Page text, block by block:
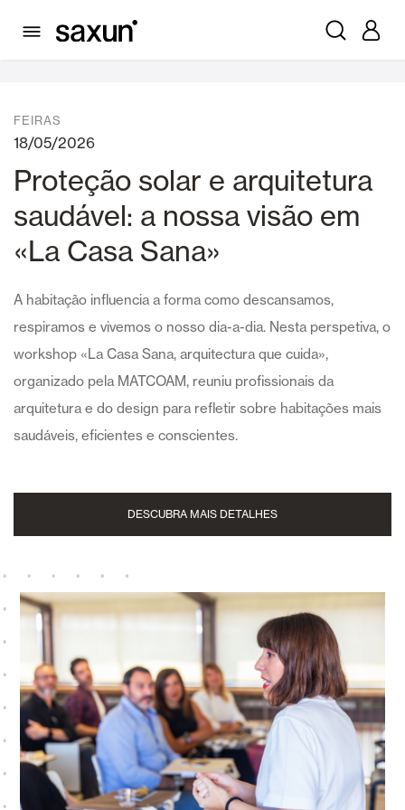
Notícias
FEIRAS
18/05/2026
Proteção solar e arquitetura
saudável: a nossa visão em
«La Casa Sana»
A habitação influencia a forma como descansamos,
respiramos e vivemos o nosso dia-a-dia. Nesta perspetiva, o
workshop «La Casa Sana, arquitectura que cuida»,
organizado pela MATCOAM, reuniu profissionais da
arquitetura e do design para refletir sobre habitações mais
saudáveis, eficientes e conscientes.
DESCUBRA MAIS DETALHES